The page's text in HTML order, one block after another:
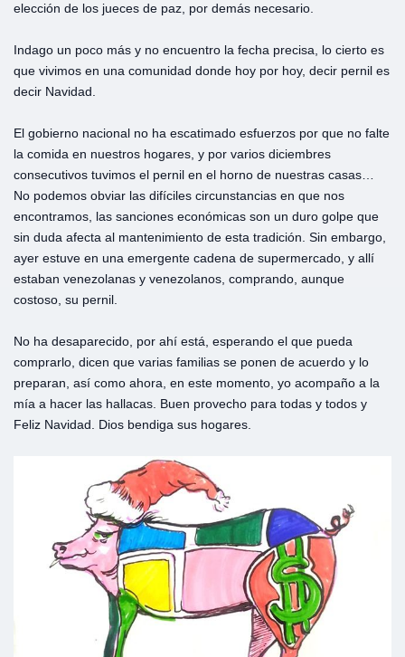
elección de los jueces de paz, por demás necesario.
Indago un poco más y no encuentro la fecha precisa, lo cierto es
que vivimos en una comunidad donde hoy por hoy, decir pernil es
decir Navidad.
El gobierno nacional no ha escatimado esfuerzos por que no falte
la comida en nuestros hogares, y por varios diciembres
consecutivos tuvimos el pernil en el horno de nuestras casas…
No podemos obviar las difíciles circunstancias en que nos
encontramos, las sanciones económicas son un duro golpe que
sin duda afecta al mantenimiento de esta tradición. Sin embargo,
ayer estuve en una emergente cadena de supermercado, y allí
estaban venezolanas y venezolanos, comprando, aunque
costoso, su pernil.
No ha desaparecido, por ahí está, esperando el que pueda
comprarlo, dicen que varias familias se ponen de acuerdo y lo
preparan, así como ahora, en este momento, yo acompaño a la
mía a hacer las hallacas. Buen provecho para todas y todos y
Feliz Navidad. Dios bendiga sus hogares.